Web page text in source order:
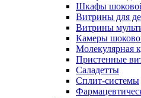
Шкафы
Витрины для
Витрины
Камеры
Молекулярная
Пристенные
Саладетты
Сплит-системы